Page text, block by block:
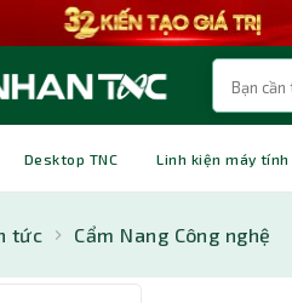
Desktop TNC Linh kiện máy tính
tức Cẩm Nang Công nghệ